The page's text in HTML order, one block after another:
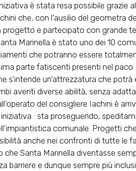
è stata resa possibile grazie
che, con l’ausilio del geometra
progetto e partecipato con grande
Marinella è stato uno dei 10
che potranno essere
parte fatiscenti presenti nel paco
s’intende un’attrezzatura che potrà
aventi diverse abilità, senza
del consigliere Iachini è
sta proseguendo,
comunale. Progetti
anche nei confronti di tutte le
Santa Marinella diventasse
barriere e dunque sempre più